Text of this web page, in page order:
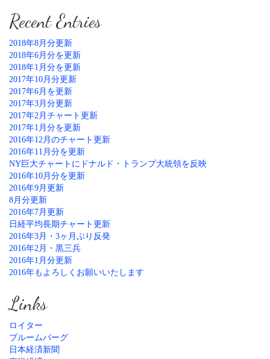
Recent Entries
2018年8月分更新
2018年6月分を更新
2018年1月分を更新
2017年10月分更新
2017年6月を更新
2017年3月分更新
2017年2月チャート更新
2017年1月分を更新
2016年12月のチャート更新
2016年11月分を更新
NY巨大チャートにドナルド・トランプ大統領を反映
2016年10月分を更新
2016年9月更新
8月分更新
2016年7月更新
日経平均長期チャート更新
2016年3月・3ヶ月ぶり反発
2016年2月・黒三兵
2016年1月分更新
2016年もよろしくお願いいたします
Links
ロイター
ブルームバーグ
日本経済新聞